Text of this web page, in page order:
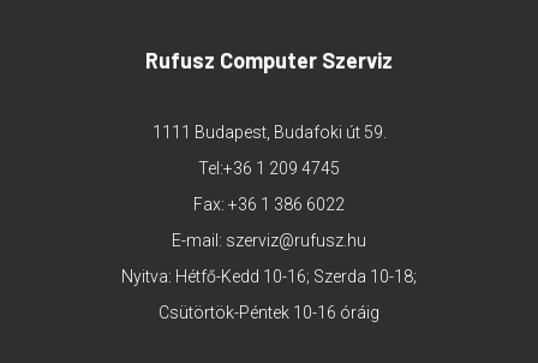
Rufusz Computer Szerviz
1111 Budapest, Budafoki út 59.
Tel:+36 1 209 4745
Fax: +36 1 386 6022
E-mail: szerviz@rufusz.hu
Nyitva: Hétfő-Kedd 10-16; Szerda 10-18;
Csütörtök-Péntek 10-16 óráig